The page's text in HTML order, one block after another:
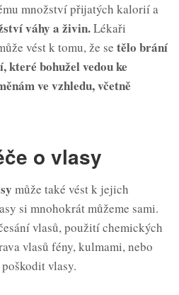
množství přijatých kalorií a
váhy a živin.Lékaři
vést k tomu, že se tělo brání
které bohužel vedou ke
ve vzhledu, včetně
o vlasy
může také vést k jejich
si mnohokrát můžeme sami.
vlasů, použití chemických
vlasů fény, kulmami, nebo
vlasy.